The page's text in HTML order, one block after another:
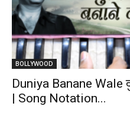
BOLLYWOOD
Duniya Banane Wale
| Song Notation...